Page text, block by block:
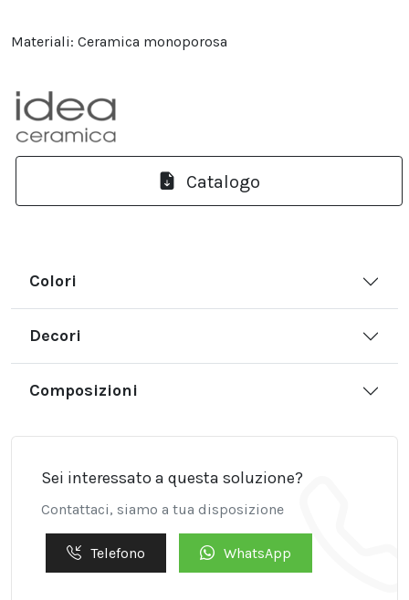
Materiali: Ceramica monoporosa
Catalogo
Colori
Decori
Composizioni
Sei interessato a questa soluzione?
Contattaci, siamo a tua disposizione
Telefono WhatsApp